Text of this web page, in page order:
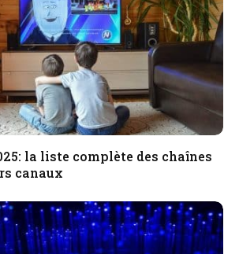
la liste complète des chaînes
canaux